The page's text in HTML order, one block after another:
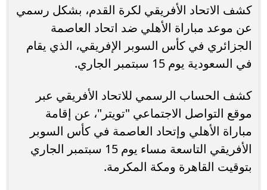
كشف الاتحاد الأفريقي لكرة القدم، بشكل رسمي
عن موعد مباراة الأهلي ضد اتحاد العاصمة
الجزائري في كأس السوبر الإفريقي، الذي يقام
في السعودية يوم 15 سبتمبر الجاري.
كشف الحساب الرسمي للاتحاد الأفريقي عبر
موقع التواصل الاجتماعي "تويتر"، عن إقامة
مباراة الأهلي وإتحاد العاصمة في كأس السوبر
الأفريقي التاسعة مساء يوم 15 سبتمبر الجاري
بتوقيت القاهرة ومكة المكرمة.